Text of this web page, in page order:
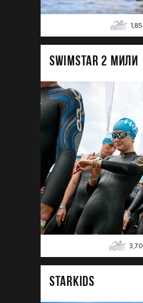
1,85
SWIMSTAR 2 МИЛИ
3,70
STARKIDS